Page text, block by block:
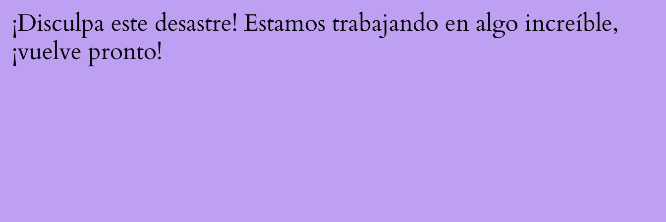
¡Disculpa este desastre! Estamos trabajando en algo increíble,
¡vuelve pronto!